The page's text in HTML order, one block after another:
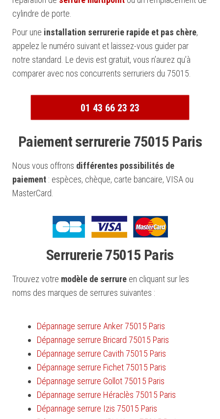
cylindre de porte.
Pour une installation serrurerie rapide et pas chère,
appelez le numéro suivant et laissez-vous guider par
notre standard. Le devis est gratuit, vous n’aurez qu’à
comparer avec nos concurrents serruriers du 75015.
01 43 66 23 23
Paiement serrurerie 75015 Paris
Nous vous offrons différentes possibilités de
paiement : espèces, chèque, carte bancaire, VISA ou
MasterCard.
Serrurerie 75015 Paris
Trouvez votre modèle de serrure en cliquant sur les
noms des marques de serrures suivantes :
Dépannage serrure Anker 75015 Paris
Dépannage serrure Bricard 75015 Paris
Dépannage serrure Cavith 75015 Paris
Dépannage serrure Fichet 75015 Paris
Dépannage serrure Gollot 75015 Paris
Dépannage serrure Héraclès 75015 Paris
Dépannage serrure Izis 75015 Paris